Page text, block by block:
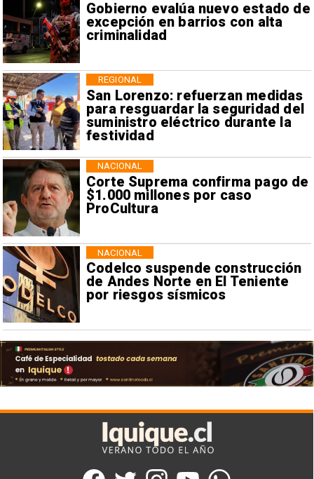
Gobierno evalúa nuevo estado de
excepción en barrios con alta
criminalidad
San Lorenzo: refuerzan medidas
para resguardar la seguridad del
suministro eléctrico durante la
festividad
REGIONAL
Corte Suprema confirma pago de
$1.000 millones por caso
ProCultura
NACIONAL
Codelco suspende construcción
de Andes Norte en El Teniente
por riesgos sísmicos
NACIONAL